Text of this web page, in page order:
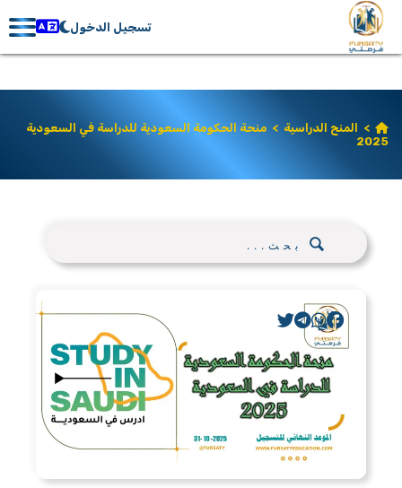
تسجيل الدخول
> المنح الدراسية > منحة الحكومة السعودية للدراسة في السعودية
2025